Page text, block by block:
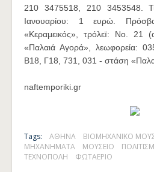
210 3475518, 210 3453548.
Ιανουαρίου: 1 ευρώ.
«Κεραμεικός», τρόλεï: No. 21
«Παλαιά Αγορά», λεωφορεία:
Β18, Γ18, 731, 031 - στάση
naftemporiki.gr
Tags: ΑΘΗΝΑ ΒΙΟΜΗΧΑΝΙΚΟ
ΜΗΧΑΝΗΜΑΤΑ
ΜΟΥΣΕΙΟ
ΤΕΧΝΟΠΟΛΗ
ΦΩΤΑΕΡΙΟ